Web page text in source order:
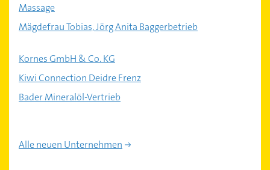
Massage
Mägdefrau Tobias, Jörg Anita Baggerbetrieb
Kornes GmbH & Co. KG
Kiwi Connection Deidre Frenz
Bader Mineralöl-Vertrieb
Alle neuen Unternehmen